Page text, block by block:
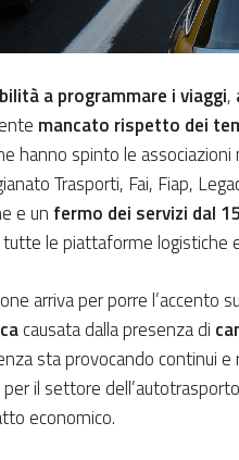
a programmare i viaggi,
mancato rispetto dei
hanno spinto le
Trasporti, Fai, Fiap,
e un fermo dei servizi dal
tutte le piattaforme logistiche
arriva per porre l’accento
causata dalla presenza di
sta provocando continui
il settore
economico.